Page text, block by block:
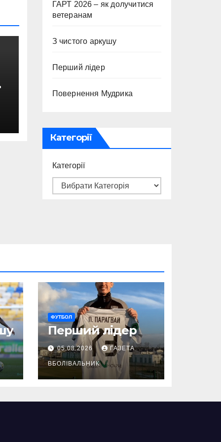
ГАРТ 2026 – як долучитися
ветеранам
З чистого аркушу
Перший лідер
Повернення Мудрика
Категорії
Категорії
ФУТБОЛ
Перший лідер
05.08.2026 ГАЗЕТА
ВБОЛІВАЛЬНИК